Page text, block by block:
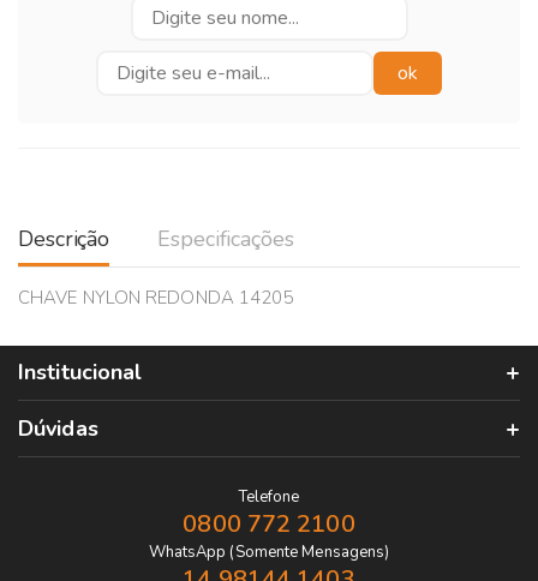
Descrição Especificações
CHAVE NYLON REDONDA 14205
Institucional
Dúvidas
Telefone
0800 772 2100
WhatsApp (Somente Mensagens)